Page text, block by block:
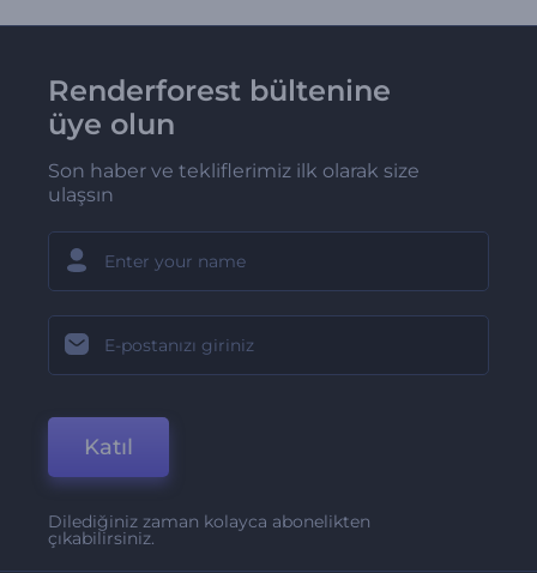
Renderforest bültenine
üye olun
Son haber ve tekliflerimiz ilk olarak size
ulaşsın
Katıl
Dilediğiniz zaman kolayca abonelikten
çıkabilirsiniz.